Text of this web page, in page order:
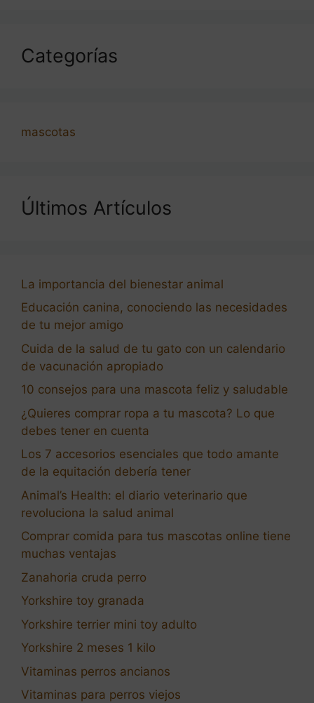
Categorías
mascotas
Últimos Artículos
La importancia del bienestar animal
Educación canina, conociendo las necesidades
de tu mejor amigo
Cuida de la salud de tu gato con un calendario
de vacunación apropiado
10 consejos para una mascota feliz y saludable
¿Quieres comprar ropa a tu mascota? Lo que
debes tener en cuenta
Los 7 accesorios esenciales que todo amante
de la equitación debería tener
Animal’s Health: el diario veterinario que
revoluciona la salud animal
Comprar comida para tus mascotas online tiene
muchas ventajas
Zanahoria cruda perro
Yorkshire toy granada
Yorkshire terrier mini toy adulto
Yorkshire 2 meses 1 kilo
Vitaminas perros ancianos
Vitaminas para perros viejos